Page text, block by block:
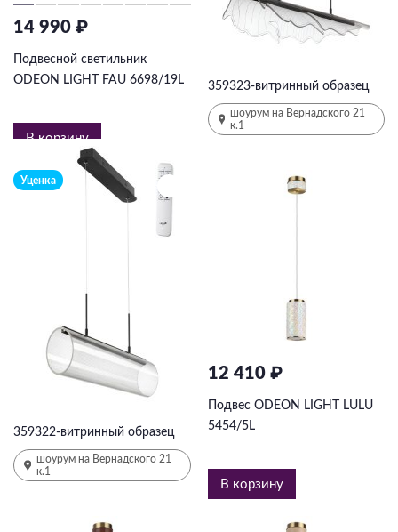
14 990 ₽
Подвесной светильник
ODEON LIGHT FAU 6698/19L
В корзину
359323-витринный образец
шоурум на Вернадского 21
к.1
Уценка
359322-витринный образец
шоурум на Вернадского 21
к.1
12 410 ₽
Подвес ODEON LIGHT LULU
5454/5L
В корзину